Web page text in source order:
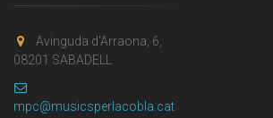
Avinguda d'Arraona, 6,
08201 SABADELL
mpc@musicsperlacobla.cat